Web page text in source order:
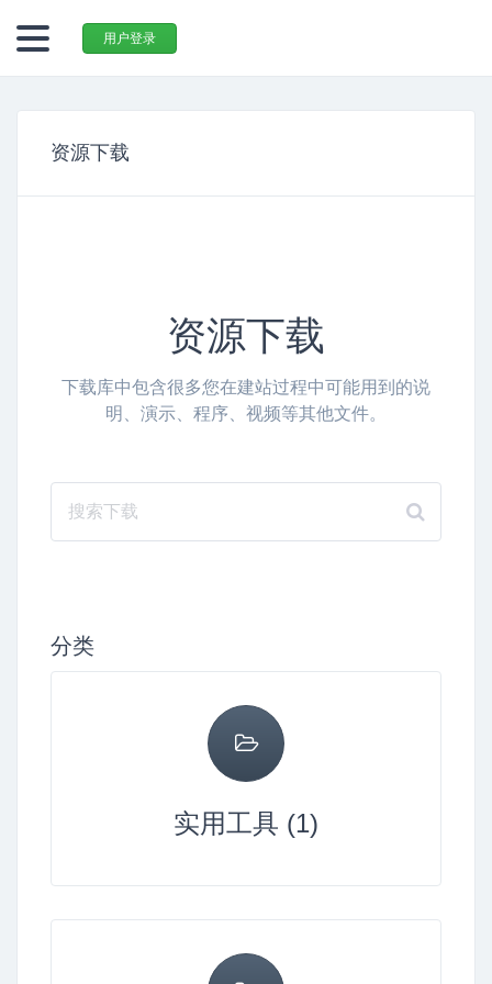
用户登录
资源下载
资源下载
下载库中包含很多您在建站过程中可能用到的说
明、演示、程序、视频等其他文件。
分类
实用工具 (1)